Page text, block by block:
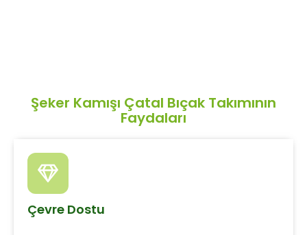
Şeker Kamışı Çatal Bıçak Takımının
Faydaları
Çevre Dostu